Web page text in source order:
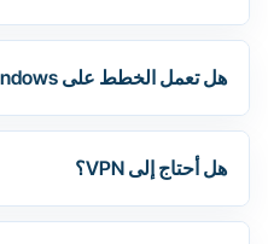
هل تعمل الخطط على Windows وMac والموبايل؟
هل أحتاج إلى VPN؟